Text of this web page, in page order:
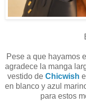
Pese a que hayamos
agradece la manga
vestido de Chicwish
en blanco y azul
para estos